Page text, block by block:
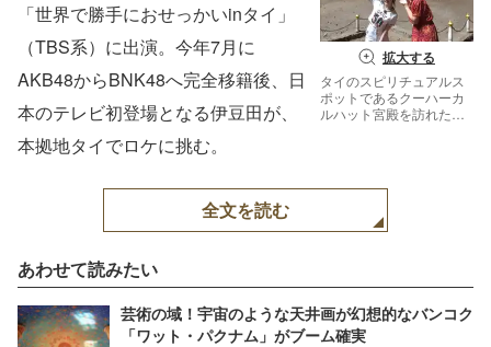
拡大する
タイのスピリチュアルス
ポットであるクーハーカ
ルハット宮殿を訪れた
「世界で勝手におせっかいinタイ」
（TBS系）に出演。今年7月に
AKB48からBNK48へ完全移籍後、日
本のテレビ初登場となる伊豆田が、
本拠地タイでロケに挑む。
全文を読む
あわせて読みたい
芸術の域！宇宙のような天井画が幻想的なバンコク
「ワット・パクナム」がブーム確実